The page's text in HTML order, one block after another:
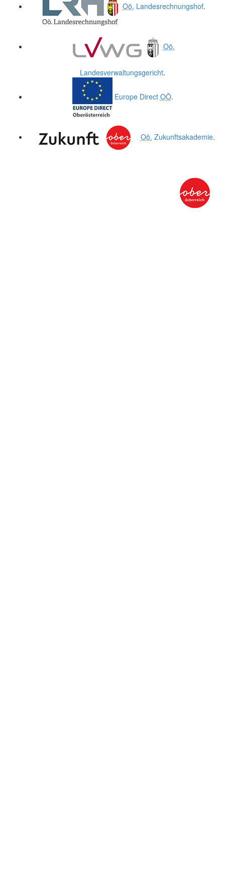
Oö. Landesrechnungshof.
Oö.
Landesverwaltungsgericht.
Europe Direct OÖ.
Oö. Zukunftsakademie.